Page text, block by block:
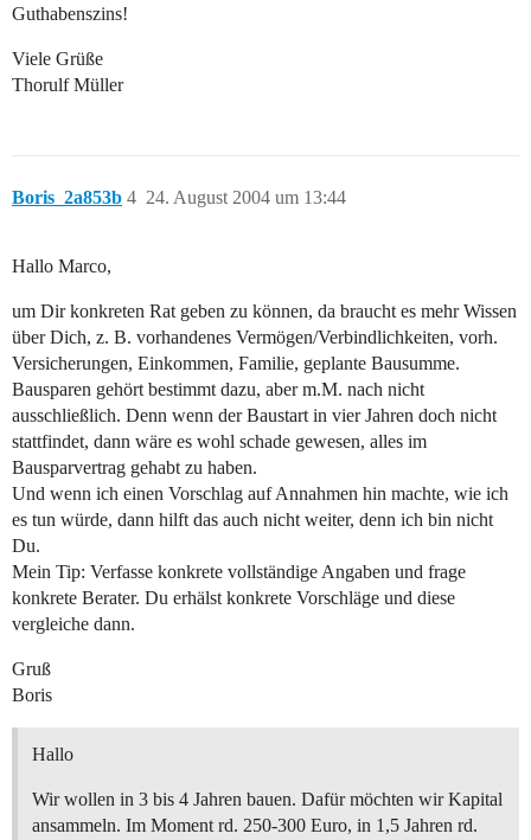
Guthabenszins!
Viele Grüße
Thorulf Müller
Boris_2a853b 24. August 2004 um 13:44
4
Hallo Marco,
um Dir konkreten Rat geben zu können, da braucht es mehr Wissen
über Dich, z. B. vorhandenes Vermögen/Verbindlichkeiten, vorh.
Versicherungen, Einkommen, Familie, geplante Bausumme.
Bausparen gehört bestimmt dazu, aber m.M. nach nicht
ausschließlich. Denn wenn der Baustart in vier Jahren doch nicht
stattfindet, dann wäre es wohl schade gewesen, alles im
Bausparvertrag gehabt zu haben.
Und wenn ich einen Vorschlag auf Annahmen hin machte, wie ich
es tun würde, dann hilft das auch nicht weiter, denn ich bin nicht
Du.
Mein Tip: Verfasse konkrete vollständige Angaben und frage
konkrete Berater. Du erhälst konkrete Vorschläge und diese
vergleiche dann.
Gruß
Boris
Hallo
Wir wollen in 3 bis 4 Jahren bauen. Dafür möchten wir Kapital
ansammeln. Im Moment rd. 250-300 Euro, in 1,5 Jahren rd.